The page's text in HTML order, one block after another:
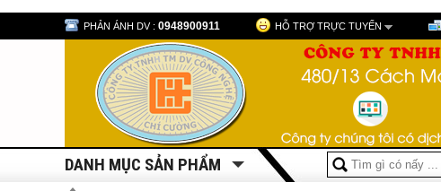
PHẢN ÁNH DV : 0948900911 HỖ TRỢ TRỰC TUYẾN
DANH MỤC SẢN PHẨM